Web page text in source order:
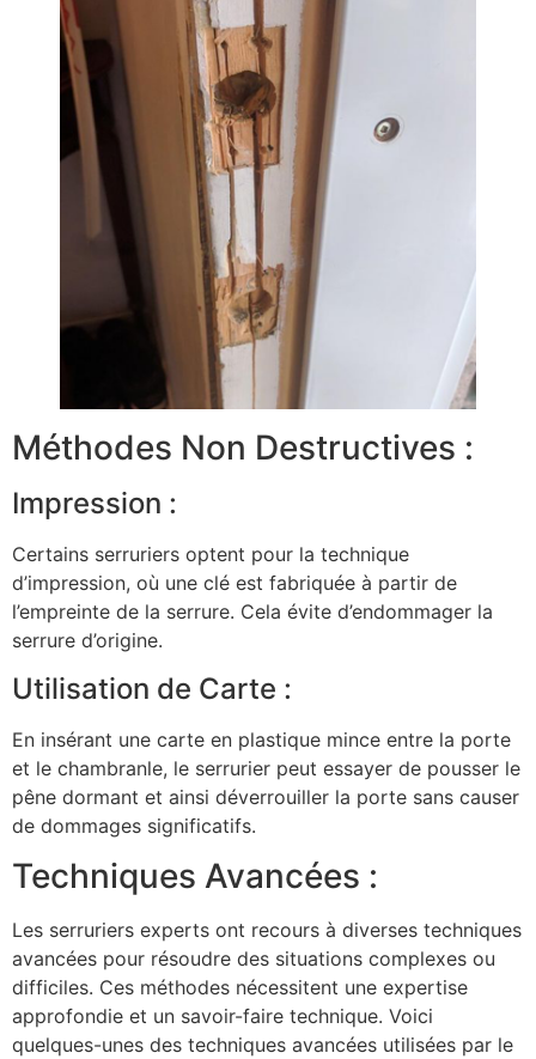
Méthodes Non Destructives :
Impression :
Certains serruriers optent pour la technique
d’impression, où une clé est fabriquée à partir de
l’empreinte de la serrure. Cela évite d’endommager la
serrure d’origine.
Utilisation de Carte :
En insérant une carte en plastique mince entre la porte
et le chambranle, le serrurier peut essayer de pousser le
pêne dormant et ainsi déverrouiller la porte sans causer
de dommages significatifs.
Techniques Avancées :
Les serruriers experts ont recours à diverses techniques
avancées pour résoudre des situations complexes ou
difficiles. Ces méthodes nécessitent une expertise
approfondie et un savoir-faire technique. Voici
quelques-unes des techniques avancées utilisées par le